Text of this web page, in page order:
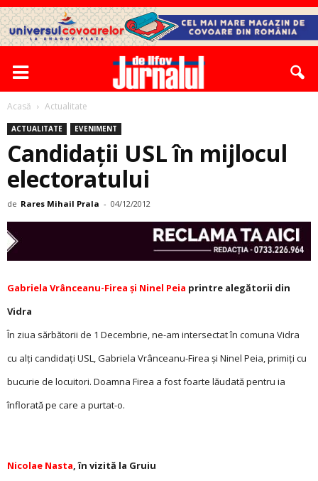
Acasă Actualitate
ACTUALITATE EVENIMENT
Candidații USL în mijlocul
electoratului
de Rares Mihail Prala - 04/12/2012
Gabriela Vrânceanu-Firea și Ninel Peia printre alegătorii din
Vidra
În ziua sărbătorii de 1 Decembrie, ne-am intersectat în comuna Vidra
cu alți candidați USL, Gabriela Vrânceanu-Firea și Ninel Peia, primiți cu
bucurie de locuitori. Doamna Firea a fost foarte lăudată pentru ia
înflorată pe care a purtat-o.
Nicolae Nasta, în vizită la Gruiu